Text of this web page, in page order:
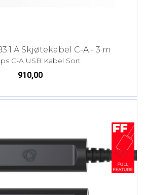
A Skjøtekabel C-A - 3 m
C-A USB Kabel Sort
910,00